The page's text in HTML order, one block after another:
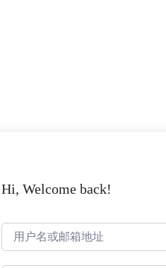
Hi, Welcome back!